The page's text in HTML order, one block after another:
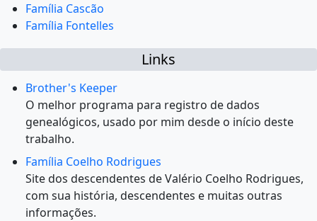
Família Cascão
Família Fontelles
Links
Brother's Keeper
O melhor programa para registro de dados
genealógicos, usado por mim desde o início deste
trabalho.
Família Coelho Rodrigues
Site dos descendentes de Valério Coelho Rodrigues,
com sua história, descendentes e muitas outras
informações.